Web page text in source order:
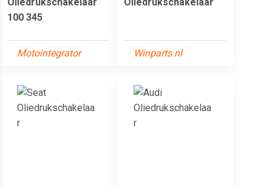
100 345
Motointegrator Winparts.nl